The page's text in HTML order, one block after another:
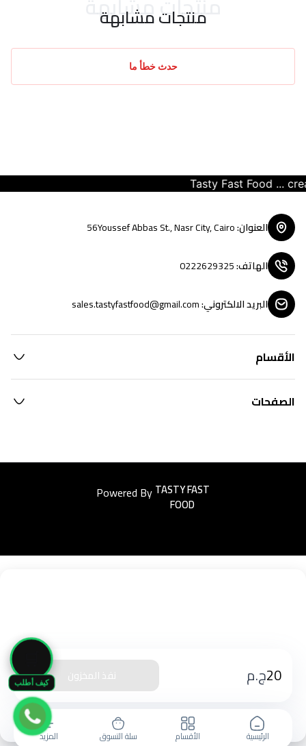
كيف أطلب
منتجات مشابهة
حدث خطأ ما
20ج.م نفذ المخزون
الرئيسية الأقسام سلة التسوق المزيد
Tasty Fast Food ...
العنوان:
56Youssef Abbas St., Nasr City, Cairo
الهاتف:
0222629325
البريد الالكتروني:
sales.tastyfastfood@gmail.com
الأقسام
الصفحات
Powered ByEasyorders